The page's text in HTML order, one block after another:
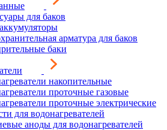
для баков
арматура для баков
баки
накопительные
проточные газовые
проточные электрические
для водонагревателей
аноды для водонагревателей